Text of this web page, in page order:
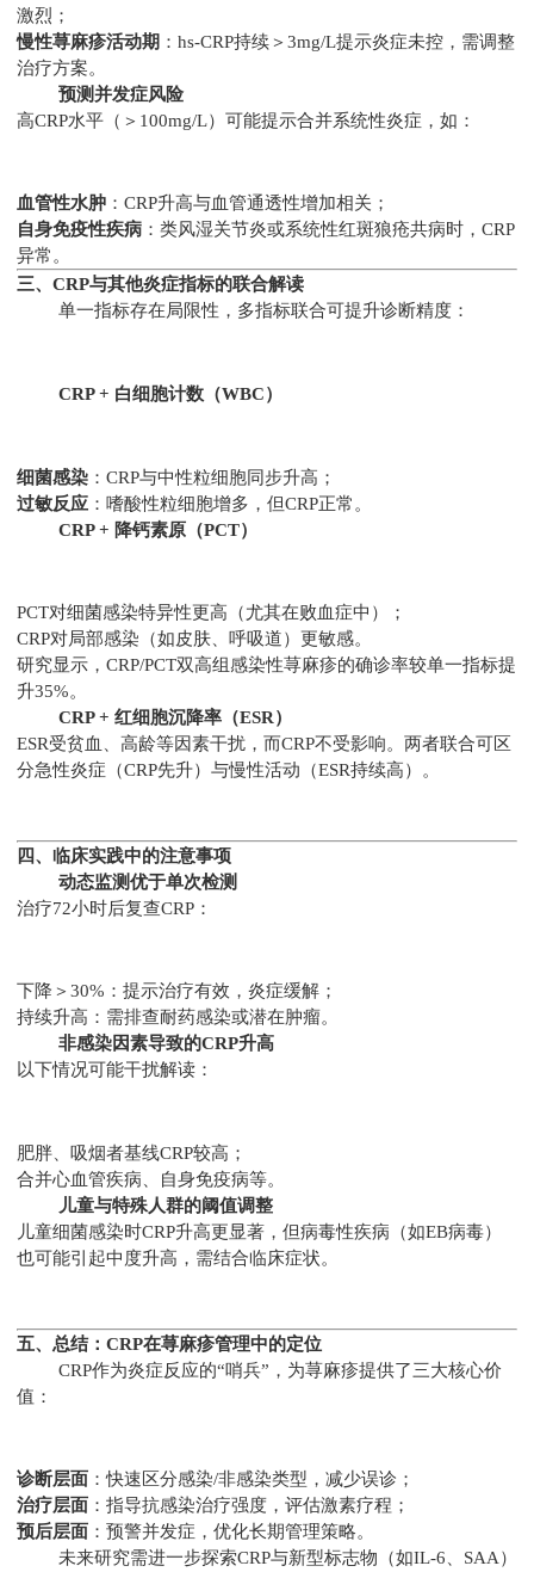
激烈；
慢性荨麻疹活动期 ：hs-CRP持续＞3mg/L提示炎症未控，需调整
治疗方案。
预测并发症风险
高CRP水平（＞100mg/L）可能提示合并系统性炎症，如：
血管性水肿 ：CRP升高与血管通透性增加相关；
自身免疫性疾病 ：类风湿关节炎或系统性红斑狼疮共病时，CRP
异常。
三、CRP与其他炎症指标的联合解读
单一指标存在局限性，多指标联合可提升诊断精度：
CRP + 白细胞计数（WBC）
细菌感染 ：CRP与中性粒细胞同步升高；
过敏反应 ：嗜酸性粒细胞增多，但CRP正常。
CRP + 降钙素原（PCT）
PCT对细菌感染特异性更高（尤其在败血症中）；
CRP对局部感染（如皮肤、呼吸道）更敏感。
研究显示，CRP/PCT双高组感染性荨麻疹的确诊率较单一指标提
升35%。
CRP + 红细胞沉降率（ESR）
ESR受贫血、高龄等因素干扰，而CRP不受影响。两者联合可区
分急性炎症（CRP先升）与慢性活动（ESR持续高）。
四、临床实践中的注意事项
动态监测优于单次检测
治疗72小时后复查CRP：
下降＞30%：提示治疗有效，炎症缓解；
持续升高：需排查耐药感染或潜在肿瘤。
非感染因素导致的CRP升高
以下情况可能干扰解读：
肥胖、吸烟者基线CRP较高；
合并心血管疾病、自身免疫病等。
儿童与特殊人群的阈值调整
儿童细菌感染时CRP升高更显著，但病毒性疾病（如EB病毒）
也可能引起中度升高，需结合临床症状。
五、总结：CRP在荨麻疹管理中的定位
CRP作为炎症反应的“哨兵”，为荨麻疹提供了三大核心价
值：
诊断层面 ：快速区分感染/非感染类型，减少误诊；
治疗层面 ：指导抗感染治疗强度，评估激素疗程；
预后层面 ：预警并发症，优化长期管理策略。
未来研究需进一步探索CRP与新型标志物（如IL-6、SAA）